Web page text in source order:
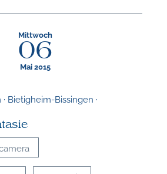
Mittwoch
06
Mai 2015
Bietigheim-Bissingen ·